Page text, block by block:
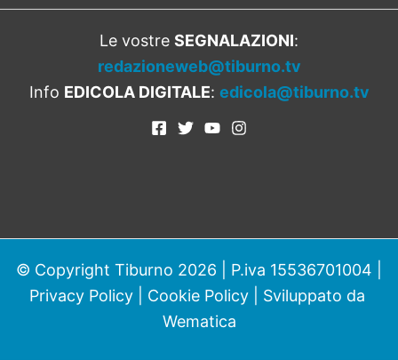
Le vostre SEGNALAZIONI:
redazioneweb@tiburno.tv
Info EDICOLA DIGITALE: edicola@tiburno.tv
© Copyright Tiburno 2026 | P.iva 15536701004 |
Privacy Policy| Cookie Policy| Sviluppato da
Wematica